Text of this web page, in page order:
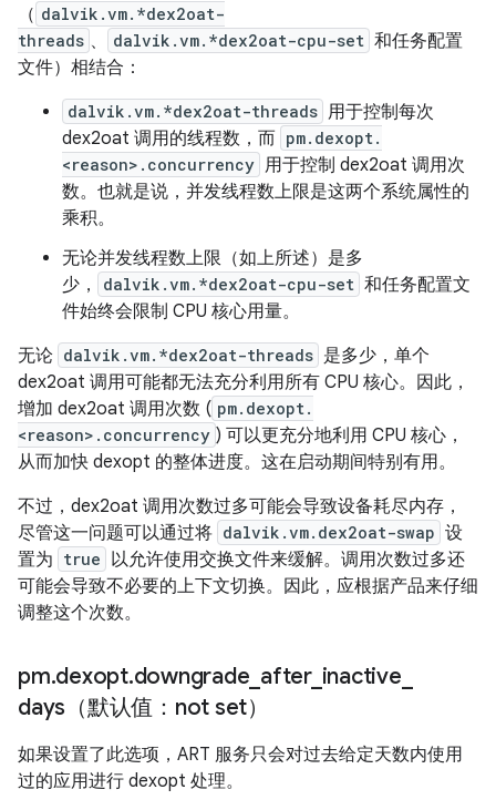
（ dalvik.vm.*dex2oat-
threads 、 dalvik.vm.*dex2oat-cpu-set 和任务配置
文件）相结合：
dalvik.vm.*dex2oat-threads 用于控制每次
dex2oat 调用的线程数，而 pm.dexopt.
<reason>.concurrency 用于控制 dex2oat 调用次
数。也就是说，并发线程数上限是这两个系统属性的
乘积。
无论并发线程数上限（如上所述）是多
少，
dalvik.vm.*dex2oat-cpu-set 和任务配置文
件始终会限制 CPU 核心用量。
无论 dalvik.vm.*dex2oat-threads 是多少，单个
dex2oat 调用可能都无法充分利用所有 CPU 核心。因此，
增加 dex2oat 调用次数 ( pm.dexopt.
<reason>.concurrency ) 可以更充分地利用 CPU 核心，
从而加快 dexopt 的整体进度。这在启动期间特别有用。
不过，dex2oat 调用次数过多可能会导致设备耗尽内存，
尽管这一问题可以通过将 dalvik.vm.dex2oat-swap 设
置为 true 以允许使用交换文件来缓解。调用次数过多还
可能会导致不必要的上下文切换。因此，应根据产品来仔细
调整这个次数。
pm.dexopt.downgrade after_ inactive
days（默认值：not set）
如果设置了此选项，ART 服务只会对过去给定天数内使用
过的应用进行 dexopt 处理。